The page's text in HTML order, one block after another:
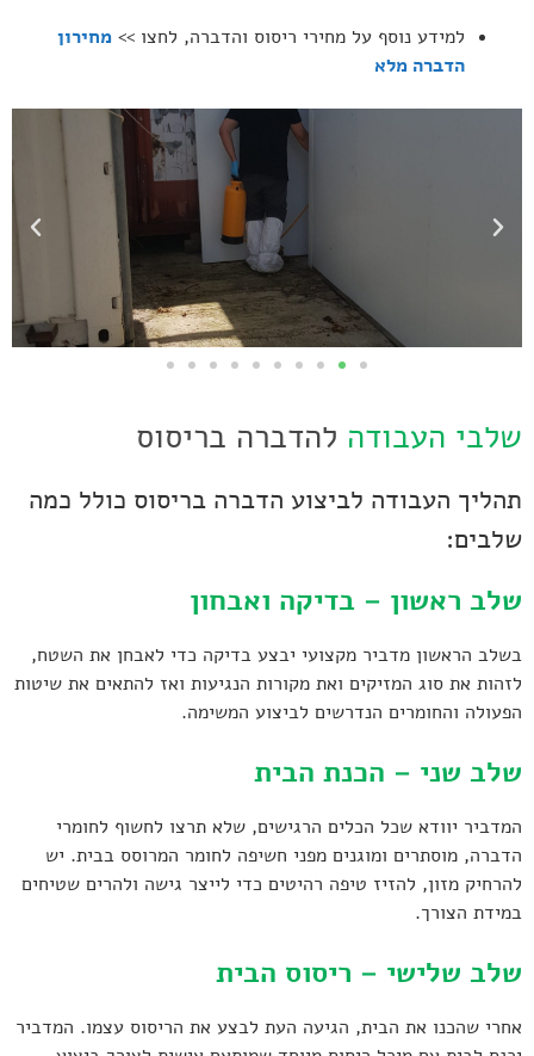
למידע נוסף על מחירי ריסוס והדברה, לחצו >> מחירון
הדברה מלא
שלבי העבודה להדברה בריסוס
תהליך העבודה לביצוע הדברה בריסוס כולל כמה
שלבים:
שלב ראשון – בדיקה ואבחון
בשלב הראשון מדביר מקצועי יבצע בדיקה כדי לאבחן את השטח,
לזהות את סוג המזיקים ואת מקורות הנגיעות ואז להתאים את שיטות
הפעולה והחומרים הנדרשים לביצוע המשימה.
שלב שני – הכנת הבית
המדביר יוודא שכל הכלים הרגישים, שלא תרצו לחשוף לחומרי
הדברה, מוסתרים ומוגנים מפני חשיפה לחומר המרוסס בבית. יש
להרחיק מזון, להזיז טיפה רהיטים כדי לייצר גישה ולהרים שטיחים
במידת הצורך.
שלב שלישי – ריסוס הבית
אחרי שהכנו את הבית, הגיעה העת לבצע את הריסוס עצמו. המדביר